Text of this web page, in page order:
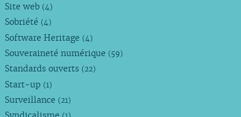
Site web (4)
Sobriété (4)
Software Heritage (4)
Souveraineté numérique (59)
Standards ouverts (22)
Start-up (1)
Surveillance (21)